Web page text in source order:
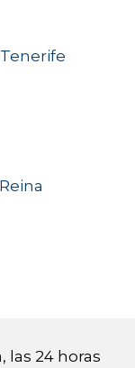
las 24 horas